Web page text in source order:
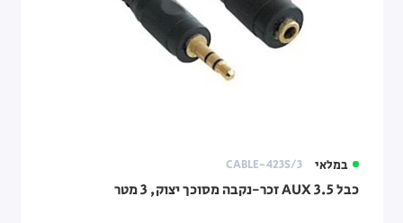
במלאי CABLE-423S/3
כבל AUX 3.5 זכר-נקבה מסוכך יצוק, 3 מטר